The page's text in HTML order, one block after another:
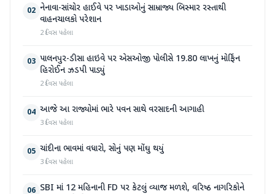
02 નેનાવા-સાંચોર હાઈવે પર ખાડાઓનું સામ્રાજ્ય બિસ્માર રસ્તાથી
વાહનચાલકો પરેશાન
2 દિવસ પહેલા
03 પાલનપુર-ડીસા હાઇવે પર એસઓજી પોલીસે 19.80 લાખનું મોર્ફિન
હિરોઈન ઝડપી પાડ્યું
2 દિવસ પહેલા
04 આજે આ રાજ્યોમાં ભારે પવન સાથે વરસાદની આગાહી
3 દિવસ પહેલા
05 ચાંદીના ભાવમાં વધારો, સોનું પણ મોંઘુ થયું
3 દિવસ પહેલા
06 SBI માં 12 મહિનાની FD પર કેટલું વ્યાજ મળશે, વરિષ્ઠ નાગરિકોને